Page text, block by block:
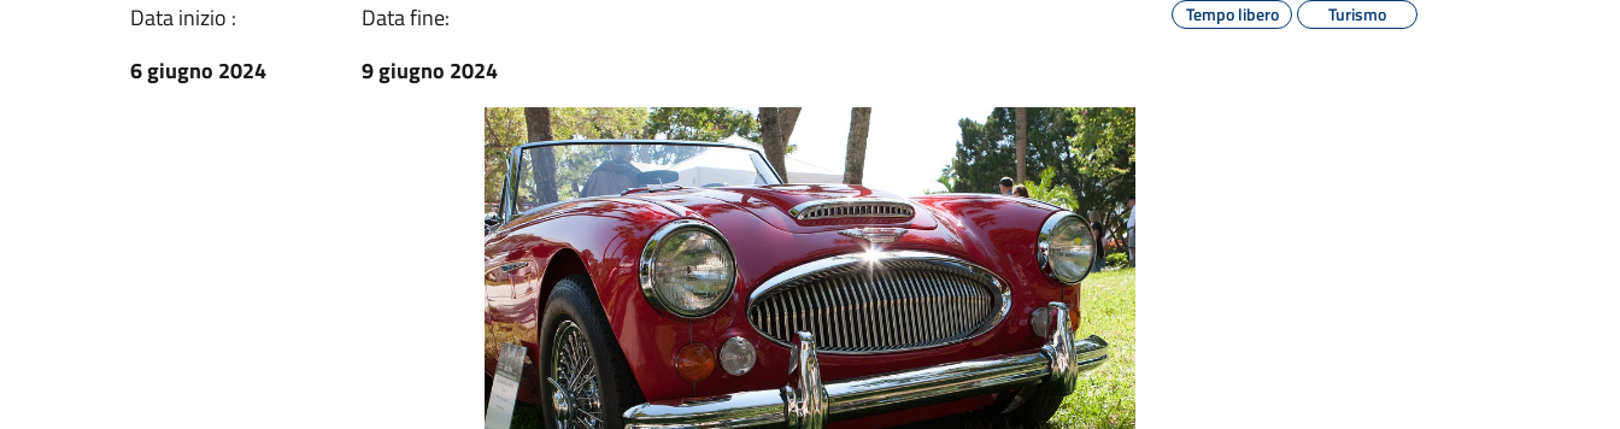
Data inizio :
6 giugno 2024
Data fine:
9 giugno 2024
Tempo libero
Turismo